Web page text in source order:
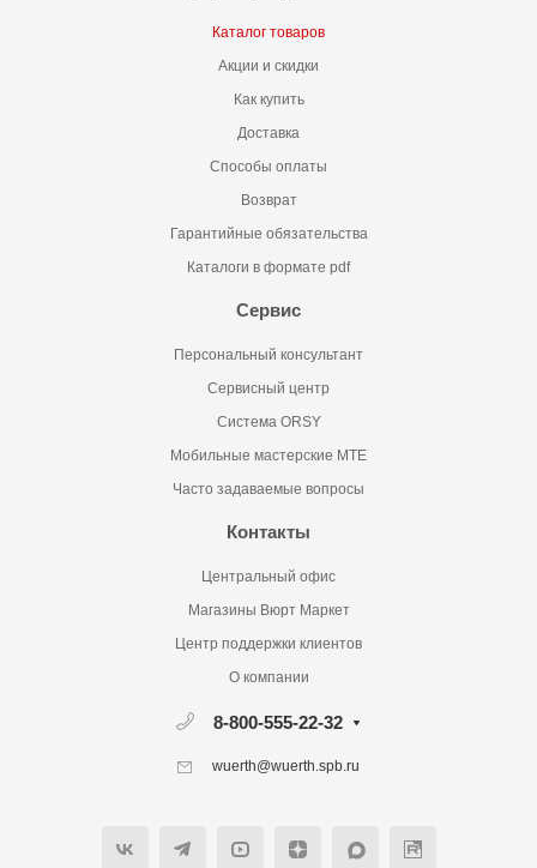
Каталог товаров
Акции и скидки
Как купить
Доставка
Способы оплаты
Возврат
Гарантийные обязательства
Каталоги в формате pdf
Сервис
Персональный консультант
Сервисный центр
Система ORSY
Мобильные мастерские MTE
Часто задаваемые вопросы
Контакты
Центральный офис
Магазины Вюрт Маркет
Центр поддержки клиентов
О компании
8-800-555-22-32
wuerth@wuerth.spb.ru